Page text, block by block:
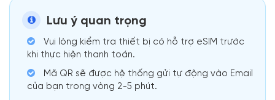
Lưu ý quan trọng
Vui lòng kiểm tra thiết bị có hỗ trợ eSIM trước
khi thực hiện thanh toán.
Mã QR sẽ được hệ thống gửi tự động vào Email
của bạn trong vòng 2-5 phút.